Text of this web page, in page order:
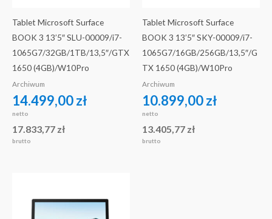
Tablet Microsoft Surface
BOOK 3 13’5″ SLU-00009/i7-
1065G7/32GB/1TB/13,5″/GTX
1650 (4GB)/W10Pro
Archiwum
14.499,00zł
netto
17.833,77 zł
brutto
Tablet Microsoft Surface
BOOK 3 13’5″ SKY-00009/i7-
1065G7/16GB/256GB/13,5″/G
TX 1650 (4GB)/W10Pro
Archiwum
10.899,00zł
netto
13.405,77 zł
brutto